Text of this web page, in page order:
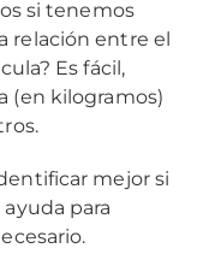
si tenemos
relación entre el
Es fácil,
(en kilogramos)
mejor si
para